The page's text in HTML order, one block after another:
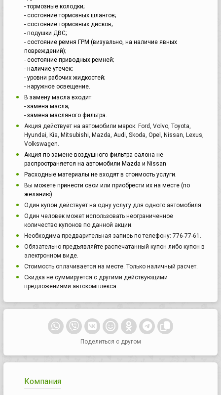
- тормозные колодки;
- состояние тормозных шлангов;
- состояние тормозных дисков;
- подушки ДВС;
- состояние ремня ГРМ (визуально, на наличие явных
повреждений);
- состояние приводных ремней;
- наличие утечек;
- уровни рабочих жидкостей;
- наружное освещение.
В замену масла входит:
- замена масла;
- замена масляного фильтра.
Акция действует на автомобили марок: Ford, Volvo, Toyota,
Hyundai, Kia, Mitsubishi, Mazda, Audi, Skoda, Opel, Nissan, Lexus,
Volkswagen.
Акция по замене воздушного фильтра салона не
распространяется на автомобили Mazda и Nissan
Расходные материалы не входят в стоимость услуги.
Вы можете принести свои или приобрести их на месте (по
желанию).
Один купон действует на одну услугу для одного автомобиля.
Один человек может использовать неограниченное
количество купонов по данной акции.
Необходима предварительная запись по телефону: 776-77-61.
Обязательно предъявляйте распечатанный купон либо купон в
электронном виде.
Стоимость оплачивается на месте. Только наличный расчет.
Скидка не суммируется с другими действующими
предложениями автокомплекса.
Поделиться с другом
Компания